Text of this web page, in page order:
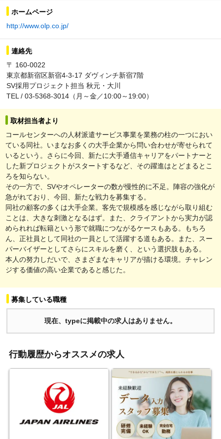
ホームページ
http://www.olp.co.jp/
連絡先
〒 160-0022
東京都新宿区新宿4-3-17 ダヴィンチ新宿7階
SV採用プロジェクト担当 秋元・大川
TEL / 03-5368-3014（月～金／10:00～19:00）
取材担当者より
コールセンターへの人材派遣サービス事業を業務の柱の一つにおい
ている同社。いまなお多くの大手企業から問い合わせが寄せられて
いるという。さらに今回、新たに大手通信キャリアをパートナーと
した新プロジェクトがスタートするなど、その躍進はとどまるとこ
ろを知らない。
その一方で、SVやオペレーターの数が慢性的に不足。陣容の強化が
急がれており、今回、新たな戦力を募集する。
同社の顧客の多くは大手企業。客先で規模感を感じながら取り組む
ことは、大きな刺激となるはず。また、クライアントから実力が認
められれば転籍という形で就職につながるケースもある。もちろ
ん、正社員として同社の一員として活躍する道もある。また、スー
パーバイザーとしてさらにスキルを磨く、という選択肢もある。
本人の努力しだいで、さまざまなキャリアが描ける環境。チャレン
ジする価値の高い企業であると感じた。
募集している職種
現在、typeに掲載中の求人はありません。
行動履歴からオススメの求人